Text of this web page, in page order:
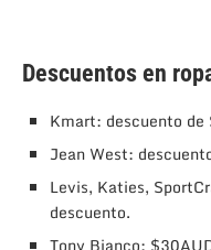
Descuentos en
Kmart: descuento de
Jean West:
Levis, Katies,
descuento.